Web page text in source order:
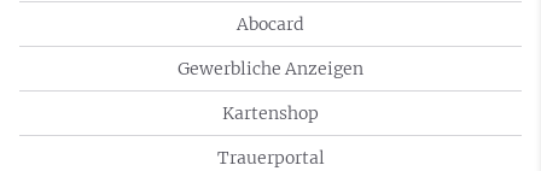
Abocard
Gewerbliche Anzeigen
Kartenshop
Trauerportal